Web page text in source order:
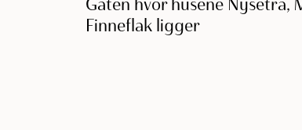
Gaten hvor husene Nysetra,
Finneflak ligger